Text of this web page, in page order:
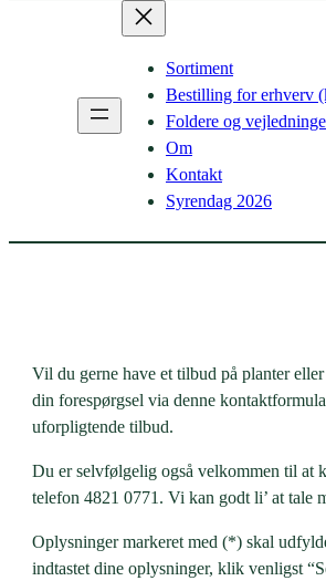
Sortiment
Bestilling for erhverv
Foldere og
Om
Kontakt
Syrendag 2026
Vil du gerne have et tilbud på planter
din forespørgsel via denne
uforpligtende tilbud.
Du er selvfølgelig også velkommen til at
telefon 4821 0771. Vi kan godt li’ at tale
Oplysninger markeret med (*) skal
indtastet dine oplysninger, klik venligst